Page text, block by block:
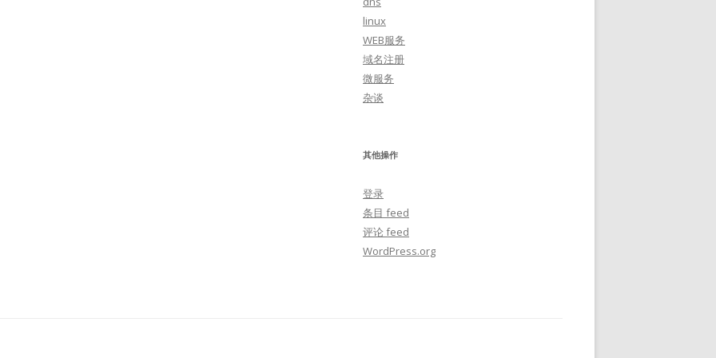
linux
WEB服务
域名注册
微服务
杂谈
其他操作
登录
条目 feed
评论 feed
WordPress.org